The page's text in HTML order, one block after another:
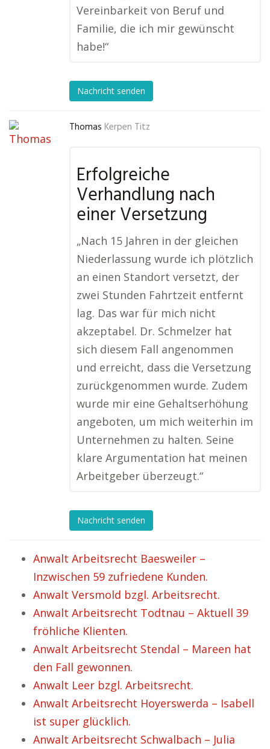
Vereinbarkeit von Beruf und
Familie, die ich mir gewünscht
habe!“
Nachricht senden
Thomas Kerpen Titz
Erfolgreiche
Verhandlung nach
einer Versetzung
„Nach 15 Jahren in der gleichen
Niederlassung wurde ich plötzlich
an einen Standort versetzt, der
zwei Stunden Fahrtzeit entfernt
lag. Das war für mich nicht
akzeptabel. Dr. Schmelzer hat
sich diesem Fall angenommen
und erreicht, dass die Versetzung
zurückgenommen wurde. Zudem
wurde mir eine Gehaltserhöhung
angeboten, um mich weiterhin im
Unternehmen zu halten. Seine
klare Argumentation hat meinen
Arbeitgeber überzeugt.“
Nachricht senden
Anwalt Arbeitsrecht Baesweiler –
Inzwischen 59 zufriedene Kunden.
Anwalt Versmold bzgl. Arbeitsrecht.
Anwalt Arbeitsrecht Todtnau – Aktuell 39
fröhliche Klienten.
Anwalt Arbeitsrecht Stendal – Mareen hat
den Fall gewonnen.
Anwalt Leer bzgl. Arbeitsrecht.
Anwalt Arbeitsrecht Hoyerswerda – Isabell
ist super glücklich.
Anwalt Arbeitsrecht Schwalbach – Julia